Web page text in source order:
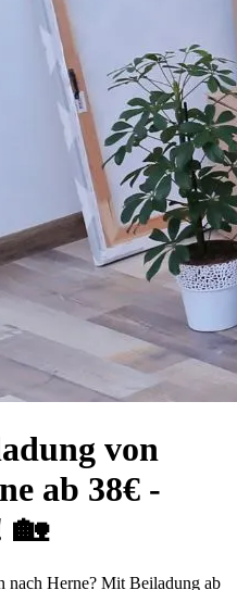
von
ab 38€ -
🏡
nach Herne? Mit Beiladung ab